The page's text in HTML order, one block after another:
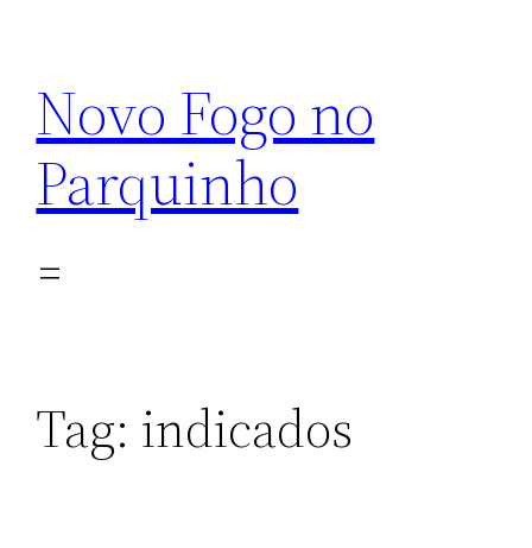
conteúdo
Novo Fogo no
Parquinho
Tag: indicados